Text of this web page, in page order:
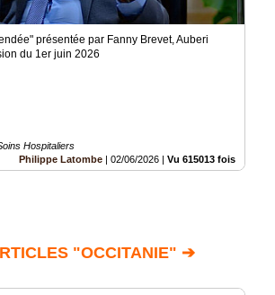
présentée par Fanny Brevet, Auberi
du 1er juin 2026
Hospitaliers
Philippe Latombe
02/06/2026 Vu 615013 fois
"OCCITANIE" ➔